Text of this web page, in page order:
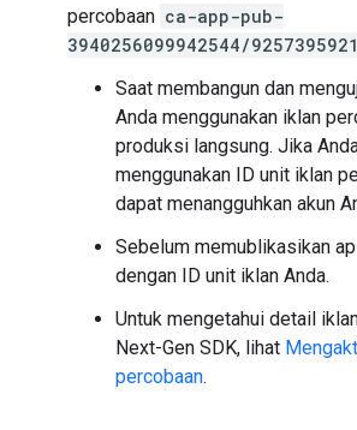
percobaan ca-app-pub-
3940256099942544/9257395921
Saat membangun dan
Anda menggunakan iklan
produksi langsung. Jika
menggunakan ID unit iklan
dapat menangguhkan akun
Sebelum memublikasikan
dengan ID unit iklan Anda.
Untuk mengetahui detail
Next-Gen SDK, lihat
percobaan.